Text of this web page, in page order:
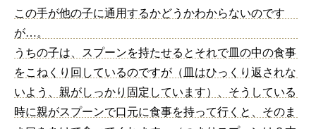
この手が他の子に通用するかどうかわからないのです
が…。
うちの子は、スプーンを持たせるとそれで皿の中の食事
をこねくり回しているのですが（皿はひっくり返されな
いよう、親がしっかり固定しています）、そうしている
時に親がスプーンで口元に食事を持って行くと、そのま